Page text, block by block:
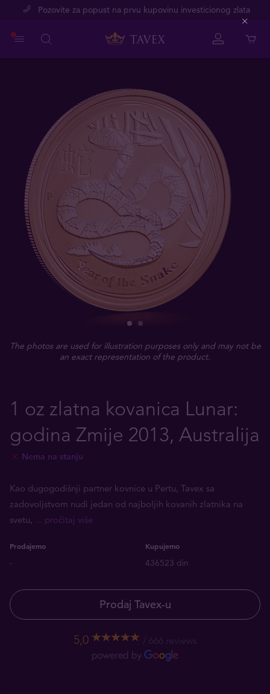
Pozovite za popust na prvu kupovinu investicionog zlata
The photos are used for illustration purposes only and may not be
an exact representation of the product.
1 oz zlatna kovanica Lunar:
godina Zmije 2013, Australija
Nema na stanju
Kao dugogodišnji partner kovnice u Pertu, Tavex sa
zadovoljstvom nudi jedan od najboljih kovanih zlatnika na
svetu, ... pročitaj više
Prodajemo Kupujemo
- 436523 din
Prodaj Tavex-u
5,0 666 reviews
Close